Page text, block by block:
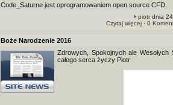
Code_Saturne jest oprogramowaniem open source CFD.
piotrdnia
Czytaj więcej· 0
Boże Narodzenie 2016
Zdrowych, Spokojnych ale
całego serca życzy Piotr